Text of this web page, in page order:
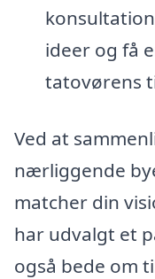
ideer og få
tatovørens
Ved at
nærliggende
matcher din
har udvalgt et
også bede om